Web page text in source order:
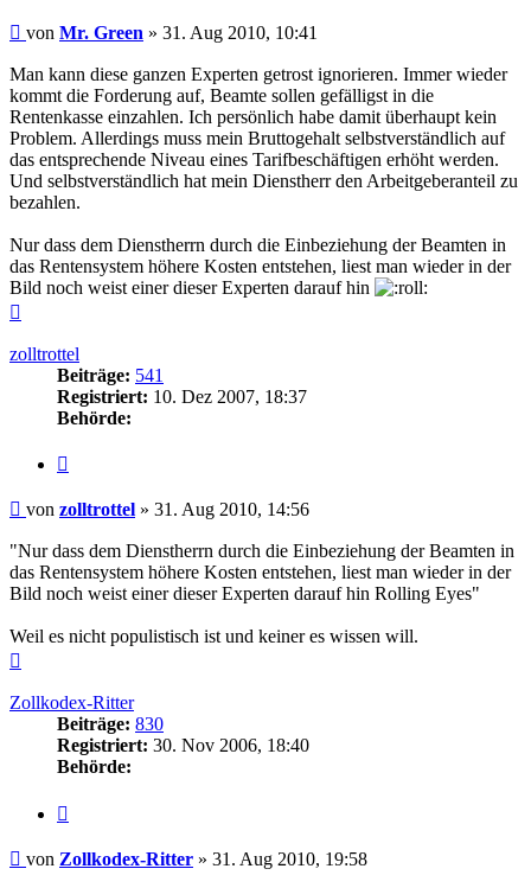
Beitrag
von Mr. Green » 31. Aug 2010, 10:41
Man kann diese ganzen Experten getrost ignorieren. Immer wieder
kommt die Forderung auf, Beamte sollen gefälligst in die
Rentenkasse einzahlen. Ich persönlich habe damit überhaupt kein
Problem. Allerdings muss mein Bruttogehalt selbstverständlich auf
das entsprechende Niveau eines Tarifbeschäftigen erhöht werden.
Und selbstverständlich hat mein Dienstherr den Arbeitgeberanteil zu
bezahlen.
Nur dass dem Dienstherrn durch die Einbeziehung der Beamten in
das Rentensystem höhere Kosten entstehen, liest man wieder in der
Bild noch weist einer dieser Experten darauf hin
zolltrottel
Beiträge: 541
Registriert: 10. Dez 2007, 18:37
Behörde:
Beitrag
von zolltrottel » 31. Aug 2010, 14:56
"Nur dass dem Dienstherrn durch die Einbeziehung der Beamten in
das Rentensystem höhere Kosten entstehen, liest man wieder in der
Bild noch weist einer dieser Experten darauf hin Rolling Eyes"
Weil es nicht populistisch ist und keiner es wissen will.
Zollkodex-Ritter
Beiträge: 830
Registriert: 30. Nov 2006, 18:40
Behörde:
Beitrag
von Zollkodex-Ritter » 31. Aug 2010, 19:58